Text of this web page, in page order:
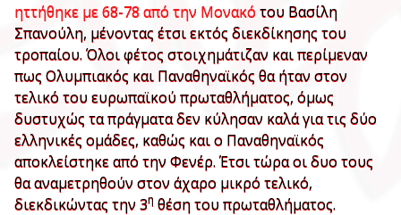
ηττήθηκε με 68-78 από την Μονακό του Βασίλη
Σπανούλη, μένοντας έτσι εκτός διεκδίκησης του
τροπαίου. Όλοι φέτος στοιχημάτιζαν και περίμεναν
πως Ολυμπιακός και Παναθηναϊκός θα ήταν στον
τελικό του ευρωπαϊκού πρωταθλήματος, όμως
δυστυχώς τα πράγματα δεν κύλησαν καλά για τις δύο
ελληνικές ομάδες, καθώς και ο Παναθηναϊκός
αποκλείστηκε από την Φενέρ. Έτσι τώρα οι δυο τους
θα αναμετρηθούν στον άχαρο μικρό τελικό,
διεκδικώντας την 3η θέση του πρωταθλήματος.